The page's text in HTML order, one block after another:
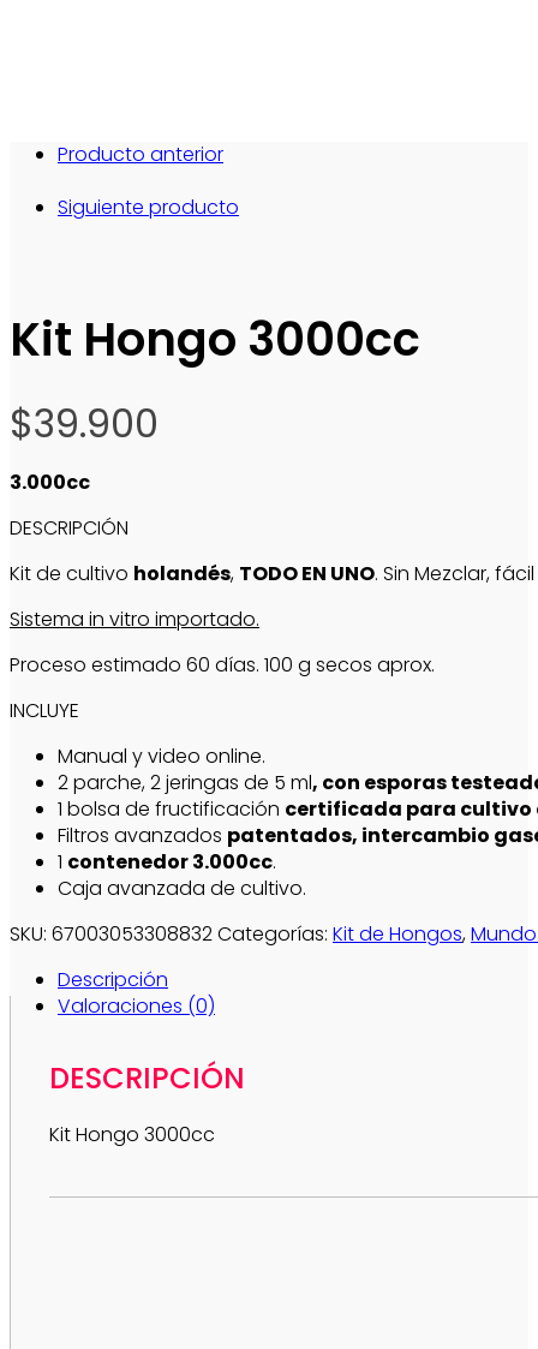
Producto anterior
Siguiente producto
Kit Hongo 3000cc
$39.900
3.000cc
DESCRIPCIÓN
Kit de cultivo holandés, TODO EN UNO. Sin Mezclar,
Sistema in vitro importado.
Proceso estimado 60 días. 100 g secos aprox.
INCLUYE
Manual y video online.
2 parche, 2 jeringas de 5 ml, con esporas
1 bolsa de fructificación certificada para cultivo
Filtros avanzados patentados, intercambio
1 contenedor 3.000cc.
Caja avanzada de cultivo.
SKU: 67003053308832Categorías: Kit de Hongos,
Descripción
Valoraciones (0)
DESCRIPCIÓN
Kit Hongo 3000cc